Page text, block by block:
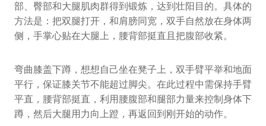
部、臀部和大腿肌肉群得到锻炼，达到壮阳目的。具体的
方法是：把双腿打开，和肩膀同宽，双手自然放在身体两
侧，手掌心贴在大腿上，腰背部挺直且把腹部收紧。
弯曲膝盖下蹲，想想自己坐在凳子上，双手臂平举和地面
平行，保证膝关节不能超过脚尖。在此过程中需保持手臂
平直，腰背部挺直，利用腰腹部和腿部力量来控制身体下
蹲，然后大腿用力向上蹬，再返回到刚开始的动作。